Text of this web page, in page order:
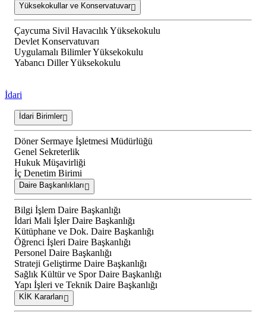
Yüksekokullar ve Konservatuvar
Çaycuma Sivil Havacılık Yüksekokulu
Devlet Konservatuvarı
Uygulamalı Bilimler Yüksekokulu
Yabancı Diller Yüksekokulu
İdari
İdari Birimler
Döner Sermaye İşletmesi Müdürlüğü
Genel Sekreterlik
Hukuk Müşavirliği
İç Denetim Birimi
Daire Başkanlıkları
Bilgi İşlem Daire Başkanlığı
İdari Mali İşler Daire Başkanlığı
Kütüphane ve Dok. Daire Başkanlığı
Öğrenci İşleri Daire Başkanlığı
Personel Daire Başkanlığı
Strateji Geliştirme Daire Başkanlığı
Sağlık Kültür ve Spor Daire Başkanlığı
Yapı İşleri ve Teknik Daire Başkanlığı
KİK Kararları